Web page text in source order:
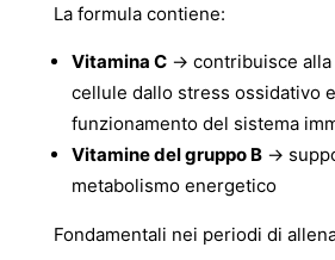
La formula contiene:
Vitamina C→ contribuisce alla
cellule dallo stress ossidativo
funzionamento del sistema
Vitamine del gruppo B→
metabolismo energetico
Fondamentali nei periodi di